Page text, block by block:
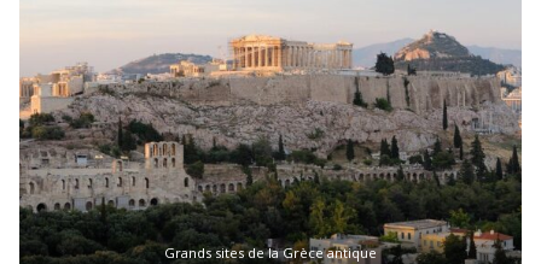
Grands sites de la Grèce antique